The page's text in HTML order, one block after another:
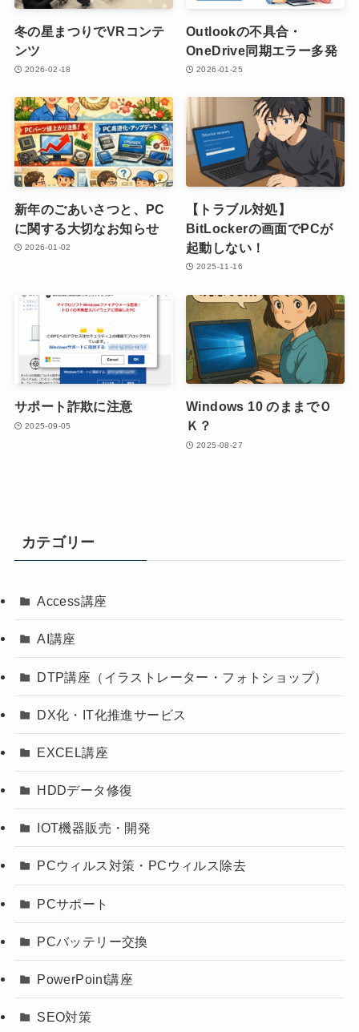
冬の星まつりでVRコンテ
ンツ
2026-02-18
Outlookの不具合・
OneDrive同期エラー多発
2026-01-25
新年のごあいさつと、PC
に関する大切なお知らせ
2026-01-02
【トラブル対処】
BitLockerの画面でPCが
起動しない！
2025-11-16
サポート詐欺に注意
2025-09-05
Windows 10 のままでＯ
Ｋ？
2025-08-27
カテゴリー
Access講座
AI講座
DTP講座（イラストレーター・フォトショップ）
DX化・IT化推進サービス
EXCEL講座
HDDデータ修復
IOT機器販売・開発
PCウィルス対策・PCウィルス除去
PCサポート
PCバッテリー交換
PowerPoint講座
SEO対策